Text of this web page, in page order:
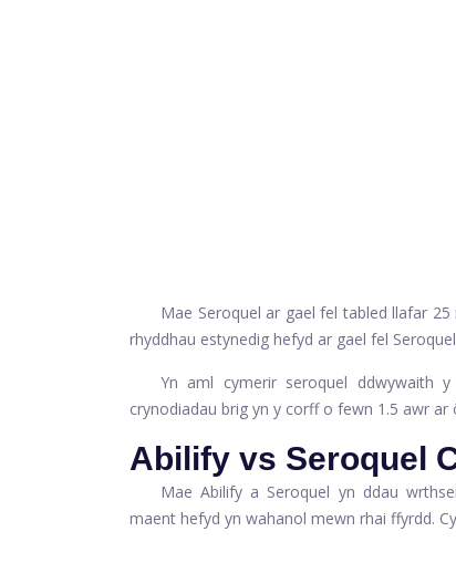
Mae Seroquel ar gael fel tabled llafar
rhyddhau estynedig hefyd ar gael fel Seroquel
Yn aml cymerir seroquel ddwywaith
crynodiadau brig yn y corff o fewn 1.5 awr
Abilify vs Seroquel
Mae Abilify a Seroquel yn ddau
maent hefyd yn wahanol mewn rhai ffyrdd.